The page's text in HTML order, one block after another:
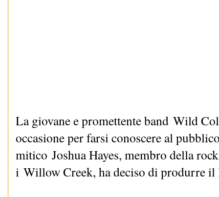
La giovane e promettente band Wild
occasione per farsi conoscere al
mitico Joshua Hayes, membro della
i Willow Creek, ha deciso di produrre